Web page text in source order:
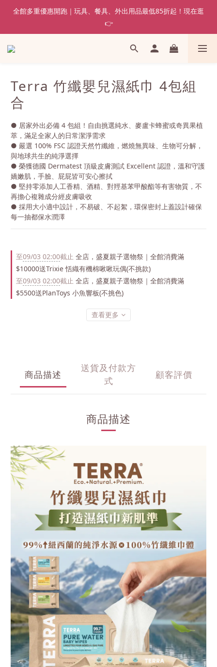
全館多重優惠開跑｜玩具、餐具、外出用品最低85折起！現在逛
👉
Terra 竹纖嬰兒濕紙巾 4包組
合
● 居家外出必備 4 包組！自由挑選純水、麥盧卡蜂蜜或奇異果植
萃，滿足全家人的日常潔淨需求
● 嚴選 100% FSC 認證天然竹纖維，燃燒無異味、生物可分解，
與地球共生的純淨選擇
● 榮獲德國 Dermatest 頂級皮膚測試 Excellent 認證，溫和守護
嬌嫩肌，手臉、屁屁皆可安心擦拭
● 堅持零添加人工香精、酒精、對羥基苯甲酸酯等有害物質，不
再擔心複雜成分經皮膚吸收
● 採用大小適中設計，不易破、不起絮，環保密封上蓋設計確保
每一抽都保水潤澤
至09/03 02:00截止 全店，盛夏親子選物祭｜全館消費滿
$10000送Trixie 恬織有機棉啾啾玩偶(不挑款)
至09/03 02:00截止 全店，盛夏親子選物祭｜全館消費滿
$5500送PlanToys 小魚響板(不挑色)
查看更多
商品描述
送貨及付款方
式
顧客評價
商品描述